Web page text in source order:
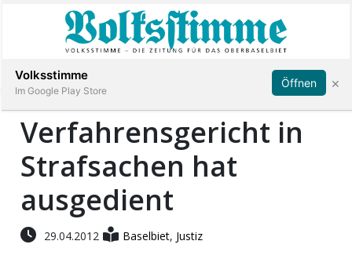
Immobilien
Veranstaltungen
Stellen
Abonnieren Anmelden
Verfahrensgericht in
Strafsachen hat
ausgedient
29.04.2012 Baselbiet, Justiz
Volksstimme
Im Google Play Store
Öffnen ×